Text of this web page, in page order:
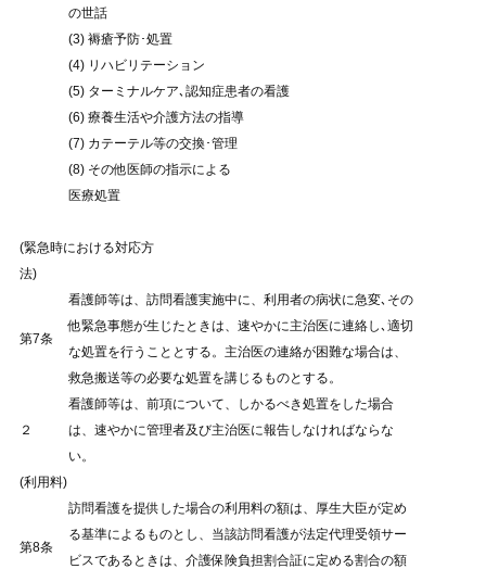
の世話
(3) 褥瘡予防･処置
(4) リハビリテーション
(5) ターミナルケア､認知症患者の看護
(6) 療養生活や介護方法の指導
(7) カテーテル等の交換･管理
(8) その他医師の指示による
医療処置
(緊急時における対応方
法)
第7条
看護師等は、訪問看護実施中に、利用者の病状に急変､その
他緊急事態が生じたときは、速やかに主治医に連絡し､適切
な処置を行うこととする。主治医の連絡が困難な場合は、
救急搬送等の必要な処置を講じるものとする。
２
看護師等は、前項について、しかるべき処置をした場合
は、速やかに管理者及び主治医に報告しなければならな
い。
(利用料)
第8条
訪問看護を提供した場合の利用料の額は、厚生大臣が定め
る基準によるものとし、当該訪問看護が法定代理受領サー
ビスであるときは、介護保険負担割合証に定める割合の額